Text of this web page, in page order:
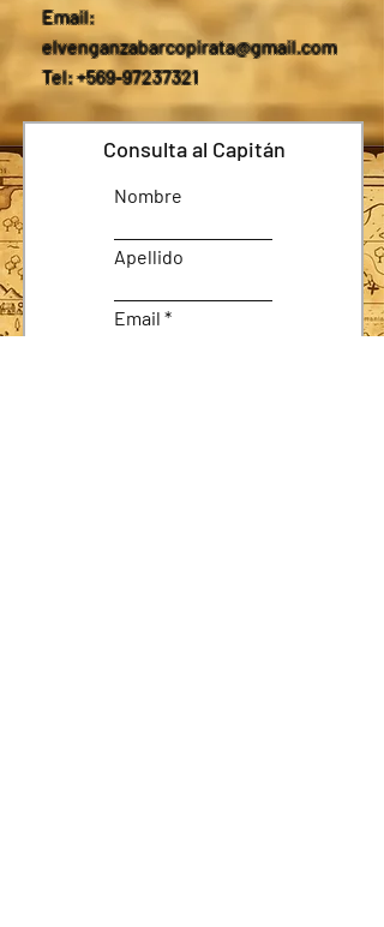
Email:
elvenganzabarcopirata@gmail.com
Tel: +569-97237321
Consulta al Capitán
Nombre
Apellido
Email